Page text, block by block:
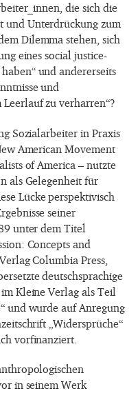
die sich die
und Unterdrückung zum
Dilemma stehen, sich
eines social justice-
und andererseits
und
zu verharren“?
Sozialarbeiter in Praxis
American Movement
of America – nutzte
als Gelegenheit für
Lücke perspektivisch
seiner
unter dem Titel
Concepts and
Columbia Press,
deutschsprachige
Kleine Verlag als Teil
und wurde auf Anregung
„Widersprüche“
vorfinanziert.
in seinem Werk